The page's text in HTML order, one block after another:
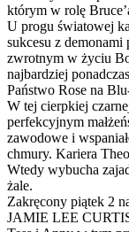
którym w rolę
U progu światowej
sukcesu z demonami
zwrotnym w życiu
najbardziej
Państwo Rose na
W tej cierpkiej
perfekcyjnym
zawodowe i
chmury. Kariera
Wtedy wybucha
żale.
Zakręcony piątek 2
JAMIE LEE